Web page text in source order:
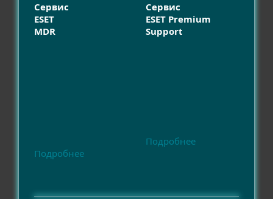
Сервис
ESET
MDR
Подробнее
Сервис
ESET Premium
Support
Подробнее